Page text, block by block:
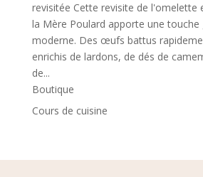
revisitée Cette revisite de l'omelette
la Mère Poulard apporte une
moderne. Des œufs battus
enrichis de lardons, de dés de
de...
Boutique
Cours de cuisine